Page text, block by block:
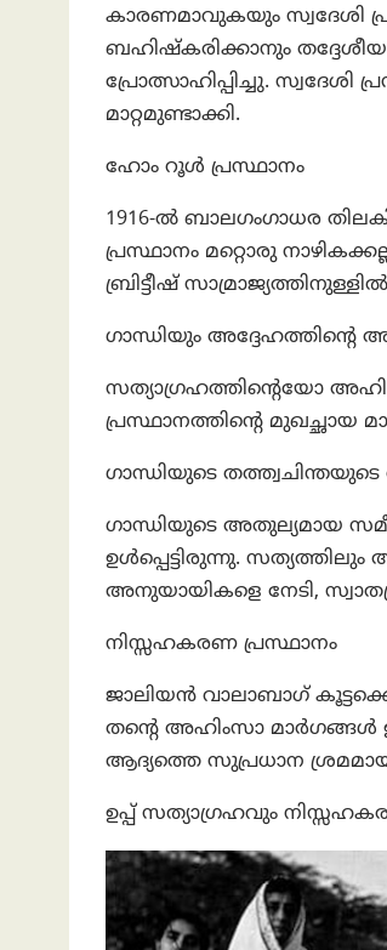
കാരണമാവുകയും സ്വദേശി
ബഹിഷ്കരിക്കാനും
പ്രോത്സാഹിപ്പിച്ചു. സ്വദേശി
മാറ്റമുണ്ടാക്കി.
ഹോം റൂൾ പ്രസ്ഥാനം
1916-ൽ ബാലഗംഗാധര
പ്രസ്ഥാനം മറ്റൊരു
ബ്രിട്ടീഷ്
ഗാന്ധിയും
സത്യാഗ്രഹത്തിന്റെയോ
പ്രസ്ഥാനത്തിന്റെ മുഖച്ഛായ
ഗാന്ധിയുടെ
ഗാന്ധിയുടെ അതുല്യമായ
ഉൾപ്പെട്ടിരുന്നു.
അനുയായികളെ നേടി,
നിസ്സഹകരണ പ്രസ്ഥാനം
ജാലിയൻ വാലാബാഗ്
തന്റെ അഹിംസാ മാർഗങ്ങൾ
ആദ്യത്തെ സുപ്രധാന
ഉപ്പ് സത്യാഗ്രഹവും